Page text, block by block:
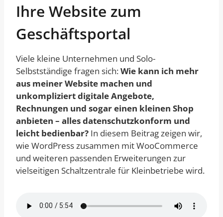
Ihre Website zum
Geschäftsportal
Viele kleine Unternehmen und Solo-
Selbstständige fragen sich:Wie kann ich mehr
aus meiner Website machen und
unkompliziert digitale Angebote,
Rechnungen und sogar einen kleinen Shop
anbieten – alles datenschutzkonform und
leicht bedienbar? In diesem Beitrag zeigen wir,
wie WordPress zusammen mit WooCommerce
und weiteren passenden Erweiterungen zur
vielseitigen Schaltzentrale für Kleinbetriebe wird.